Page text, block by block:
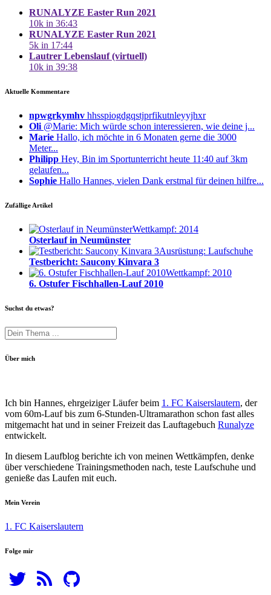
RUNALYZE Easter Run 2021
10k in 36:43
RUNALYZE Easter Run 2021
5k in 17:44
Lautrer Lebenslauf (virtuell)
10k in 39:38
Aktuelle Kommentare
npwgrkymhv hhsspiogdgqstjprfikutnleyyjhxr
Oli @Marie: Mich würde schon interessieren, wie deine j...
Marie Hallo, ich möchte in 6 Monaten gerne die 3000
Meter...
Philipp Hey, Bin im Sportunterricht heute 11:40 auf 3km
gelaufen...
Sophie Hallo Hannes, vielen Dank erstmal für deinen hilfre...
Zufällige Artikel
Wettkampf: 2014
Osterlauf in Neumünster
Ausrüstung: Laufschuhe
Testbericht: Saucony Kinvara 3
Wettkampf: 2010
6. Ostufer Fischhallen-Lauf 2010
Suchst du etwas?
Über mich
Ich bin Hannes, ehrgeiziger Läufer beim 1. FC Kaiserslautern, der
vom 60m-Lauf bis zum 6-Stunden-Ultramarathon schon fast alles
mitgemacht hat und in seiner Freizeit das Lauftagebuch Runalyze
entwickelt.
In diesem Laufblog berichte ich von meinen Wettkämpfen, denke
über verschiedene Trainingsmethoden nach, teste Laufschuhe und
genieße das Laufen mit euch.
Mein Verein
1. FC Kaiserslautern
Folge mir